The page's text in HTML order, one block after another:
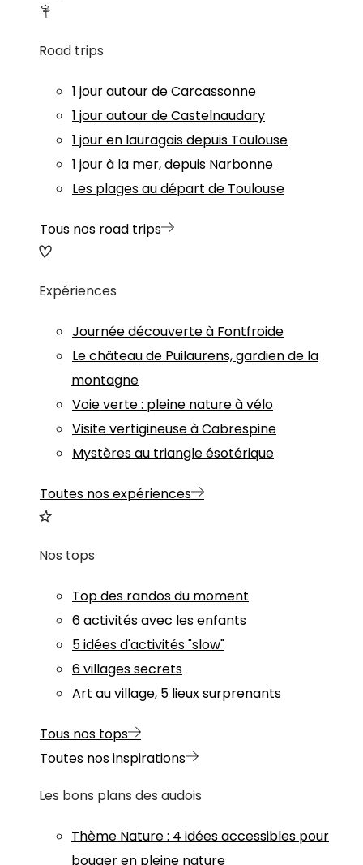
Road trips
1 jour autour de Carcassonne
1 jour autour de Castelnaudary
1 jour en lauragais depuis Toulouse
1 jour à la mer, depuis Narbonne
Les plages au départ de Toulouse
Tous nos road trips
Expériences
Journée découverte à Fontfroide
Le château de Puilaurens, gardien de la
montagne
Voie verte : pleine nature à vélo
Visite vertigineuse à Cabrespine
Mystères au triangle ésotérique
Toutes nos expériences
Nos tops
Top des randos du moment
6 activités avec les enfants
5 idées d'activités "slow"
6 villages secrets
Art au village, 5 lieux surprenants
Tous nos tops
Toutes nos inspirations
Les bons plans des audois
Thème Nature: 4 idées accessibles pour
bouger en pleine nature